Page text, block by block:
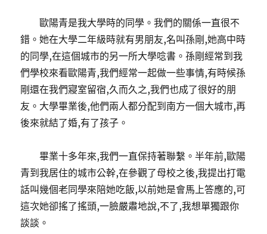
歐陽青是我大學時的同學。我們的關係一直很不
錯。她在大學二年級時就有男朋友,名叫孫剛,她高中時
的同學,在這個城市的另一所大學唸書。孫剛經常到我
們學校來看歐陽青,我們經常一起做一些事情,有時候孫
剛還在我們寢室留宿,久而久之,我們也成了很好的朋
友。大學畢業後,他們兩人都分配到南方一個大城市,再
後來就結了婚,有了孩子。
畢業十多年來,我們一直保持著聯繫。半年前,歐陽
青到我居住的城市公幹,在參觀了母校之後,我提出打電
話叫幾個老同學來陪她吃飯,以前她是會馬上答應的,可
這次她卻搖了搖頭,一臉嚴肅地說,不了,我想單獨跟你
談談。